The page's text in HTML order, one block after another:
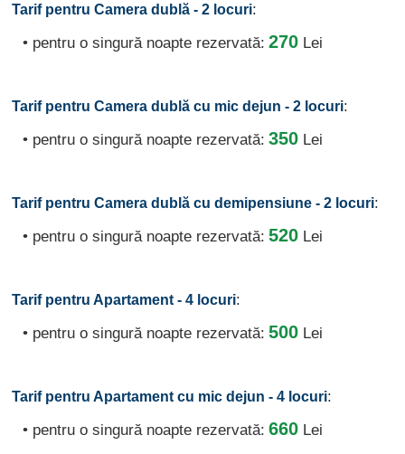
Tarif pentru Camera dublă - 2 locuri:
• pentru o singură noapte rezervată: 270 Lei
Tarif pentru Camera dublă cu mic dejun - 2 locuri:
• pentru o singură noapte rezervată: 350 Lei
Tarif pentru Camera dublă cu demipensiune - 2 locuri:
• pentru o singură noapte rezervată: 520 Lei
Tarif pentru Apartament - 4 locuri:
• pentru o singură noapte rezervată: 500 Lei
Tarif pentru Apartament cu mic dejun - 4 locuri:
• pentru o singură noapte rezervată: 660 Lei